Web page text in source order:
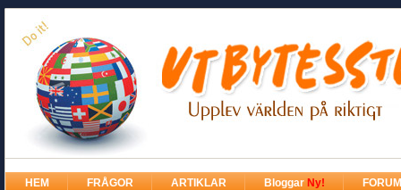
HEM FRÅGOR ARTIKLAR BloggarNy! FORUM